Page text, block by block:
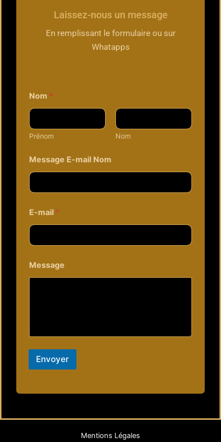
m
Laissez-nous un message
En remplissant le formulaire ou sur
Whatapps
Nom *
Prénom Nom
Message E-mail Nom
E-mail *
Message
Envoyer
Mentions Légales